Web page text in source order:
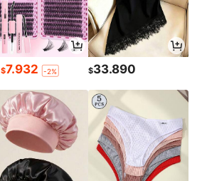
$7.932 -2% $33.890